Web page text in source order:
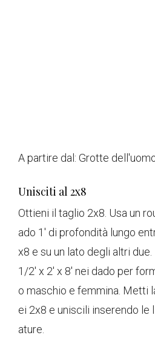
A partire dal: Grotte
Unisciti al 2x8
Ottieni il taglio 2x8. Usa un
ado 1' di profondità lungo
x8 e su un lato degli altri
1/2' x 2' x 8' nei dado per
o maschio e femmina. Metti
ei 2x8 e uniscili inserendo le
ature.